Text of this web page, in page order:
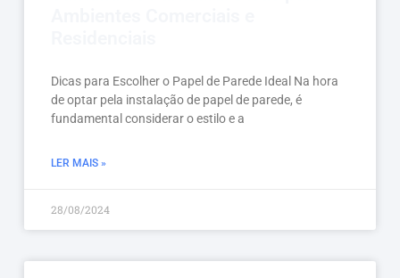
Dicas para Escolher o Papel de Parede Ideal Na hora
de optar pela instalação de papel de parede, é
fundamental considerar o estilo e a
LER MAIS »
28/08/2024